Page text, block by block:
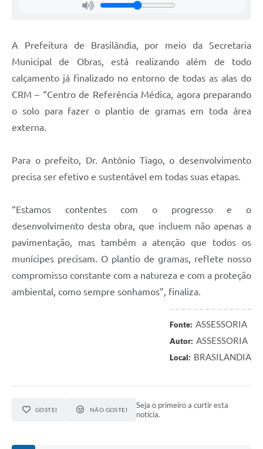
A Prefeitura de Brasilândia, por meio da Secretaria
Municipal de Obras, está realizando além de todo
calçamento já finalizado no entorno de todas as alas do
CRM – “Centro de Referência Médica, agora preparando
o solo para fazer o plantio de gramas em toda área
externa.
Para o prefeito, Dr. Antônio Tiago, o desenvolvimento
precisa ser efetivo e sustentável em todas suas etapas.
“Estamos contentes com o progresso e o
desenvolvimento desta obra, que incluem não apenas a
pavimentação, mas também a atenção que todos os
munícipes precisam. O plantio de gramas, reflete nosso
compromisso constante com a natureza e com a proteção
ambiental, como sempre sonhamos”, finaliza.
Fonte: ASSESSORIA
Autor: ASSESSORIA
Local: BRASILANDIA
GOSTEI NÃO GOSTEI
Seja o primeiro a curtir esta
notícia.